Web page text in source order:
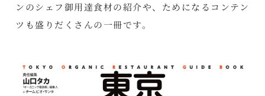
ンのシェフ御用達食材の紹介や、ためになるコンテン
ツも盛りだくさんの一冊です。